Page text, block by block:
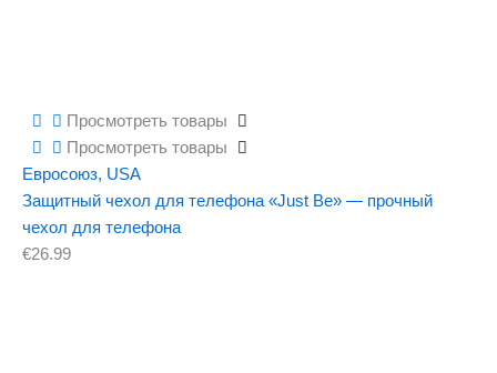
Просмотреть товары
Просмотреть товары
Евросоюз, USA
Защитный чехол для телефона «Just Be» — прочный
чехол для телефона
€26.99